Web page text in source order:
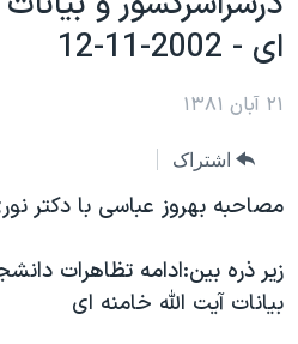
محتوای
اصلی
صفحه
جهش
جستجو
موضوع ها
ایران
آمریکا
جهان
ورزشی
ویژه برنامه‌ها
برنامه های تلویزیونی
جدول برنامه ها
صفحه‌های ویژه
جام جهانی ۲۰۲۶
۲۵۰سالگی آمریکا
فرکانس‌های صدای آمریکا
یادگیری زبان انگلیسی
ای - 2002-11-12
۲۱ آبان ۱۳۸۱
اشتراک
مصاحبه بهروز عباسی با دکتر
زير ذره بين:ادامه تظاهرات
بيانات آيت الله خامنه ای